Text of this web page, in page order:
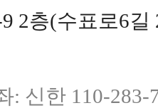
2층(수표로6
: 신한 110-